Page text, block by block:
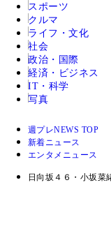
スポーツ
クルマ
ライフ・文化
社会
政治・国際
経済・ビジネス
IT・科学
写真
週プレNEWS TOP
新着ニュース
エンタメニュース
日向坂４６・小坂